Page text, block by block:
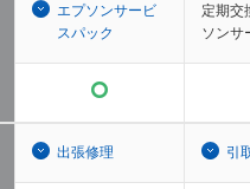
エプソンサービ
スパック
定期交
ソンサ
出張修理 引